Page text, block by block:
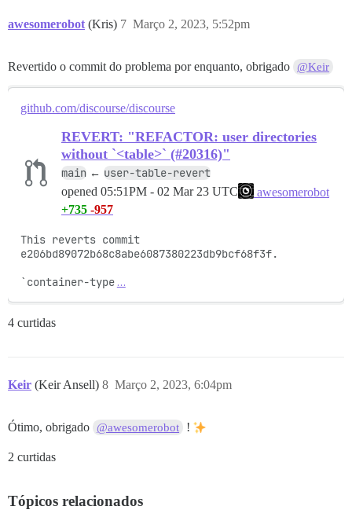
awesomerobot (Kris) Março 2, 2023, 5:52pm
7
Revertido o commit do problema por enquanto, obrigado @Keir
github.com/discourse/discourse
REVERT: "REFACTOR: user directories
without `<table>` (#20316)"
main ← user-table-revert
opened 05:51PM - 02 Mar 23 UTC
awesomerobot
+735 -957
This reverts commit
e206bd89072b68c8abe6087380223db9bcf68f3f.
`container-type …
4 curtidas
Keir (Keir Ansell) Março 2, 2023, 6:04pm
8
Ótimo, obrigado @awesomerobot !
2 curtidas
Tópicos relacionados